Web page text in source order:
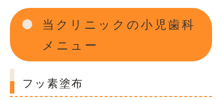
当クリニックの小児歯科
メニュー
フッ素塗布